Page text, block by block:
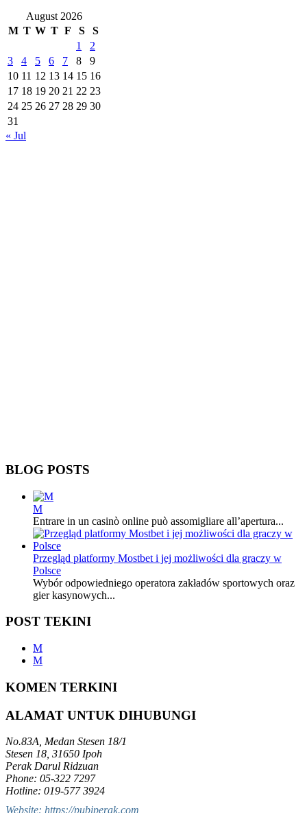
August 2026
M T W T F S
S
1
2
3
4 5 6 7 8
9
10 11 12 13 14 15 16
17 18 19 20 21 22 23
24 25 26 27 28 29 30
31
« Jul
BLOG POSTS
M
Entrare in un casinò online può assomigliare all’apertura...
Przegląd platformy Mostbet i jej możliwości dla graczy w
Polsce
Wybór odpowiedniego operatora zakładów sportowych oraz
gier kasynowych...
POST TEKINI
M
M
KOMEN TERKINI
ALAMAT UNTUK DIHUBUNGI
No.83A, Medan Stesen 18/1
Stesen 18, 31650 Ipoh
Perak Darul Ridzuan
Phone: 05-322 7297
Hotline: 019-577 3924
Website: https://pubiperak.com